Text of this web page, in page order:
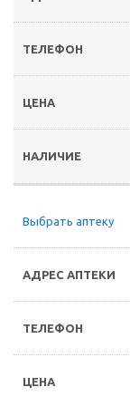
Выбрать аптеку